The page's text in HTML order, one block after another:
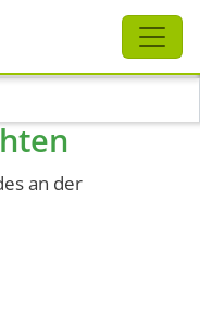
an der
Schliessen